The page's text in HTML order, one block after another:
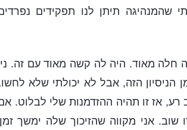
שהמנהיגה תיתן לנו תפקידים
חלה מאוד. היה לה קשה מאוד עם זה.
הזה, אבל לא יכולתי שלא
רע, אז זו תהיה ההזדמנות שלי לבלוט.
אני מקווה שהזיכוך שלה ימשך